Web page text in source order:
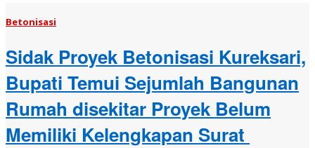
Betonisasi
Sidak Proyek Betonisasi Kureksari,
Bupati Temui Sejumlah Bangunan
Rumah disekitar Proyek Belum
Memiliki Kelengkapan Surat